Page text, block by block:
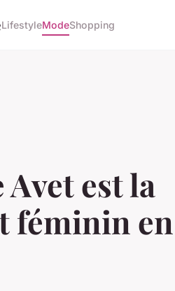
LifestyleModeShopping
est la
féminin en